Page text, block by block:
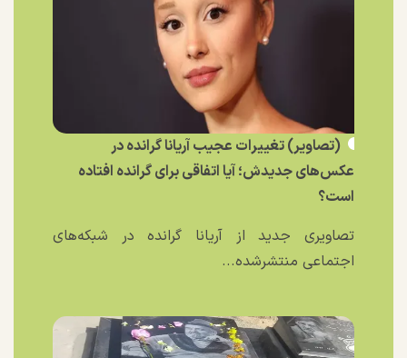
(تصاویر) تغییرات عجیب آریانا گرانده در
عکس‌های جدیدش؛ آیا اتفاقی برای گرانده افتاده
است؟
تصاویری جدید از آریانا گرانده در شبکه‌های
اجتماعی منتشرشده...